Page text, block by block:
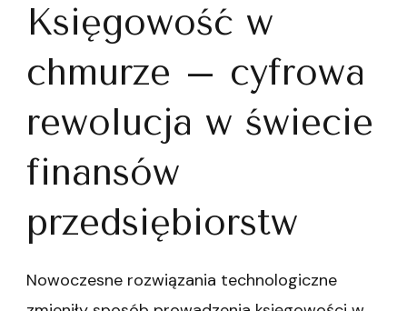
Księgowość w
chmurze – cyfrowa
rewolucja w świecie
finansów
przedsiębiorstw
Nowoczesne rozwiązania technologiczne